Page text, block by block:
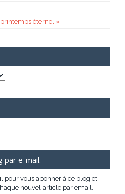
éternel »
par e-mail.
pour vous abonner à ce blog et
nouvel article par email.